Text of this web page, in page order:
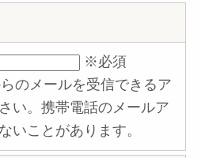
※必須
のメールを受信できるア
い。携帯電話のメールア
いことがあります。